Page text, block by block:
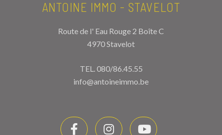
ANTOINE IMMO - STAVELOT
Route de l' Eau Rouge 2 Boîte C
4970 Stavelot
TEL.080/86.45.55
info@antoineimmo.be